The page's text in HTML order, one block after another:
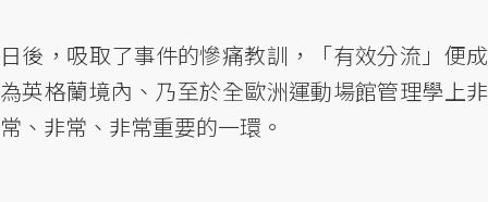
日後，吸取了事件的慘痛教訓，「有效分流」便成
為英格蘭境內、乃至於全歐洲運動場館管理學上非
常、非常、非常重要的一環。